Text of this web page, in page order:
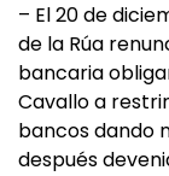
– El 20 de
de la Rúa
bancaria
Cavallo a
bancos dando
después